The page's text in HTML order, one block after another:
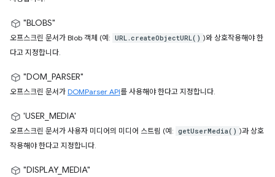
"BLOBS"
오프스크린 문서가 Blob 객체 (예: URL.createObjectURL() )와 상호작용해야 한
다고 지정합니다.
"DOM_PARSER"
오프스크린 문서가 DOMParser API를 사용해야 한다고 지정합니다.
'USER_MEDIA'
오프스크린 문서가 사용자 미디어의 미디어 스트림 (예: getUserMedia() )과 상호
작용해야 한다고 지정합니다.
"DISPLAY_MEDIA"